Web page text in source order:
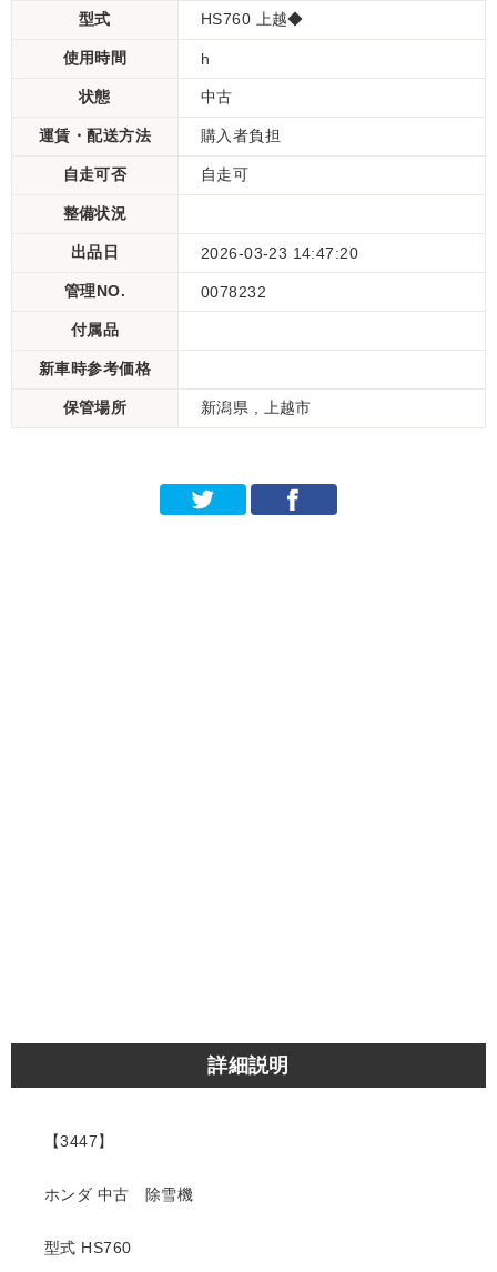
型式 HS760 上越◆
使用時間 h
状態 中古
運賃・配送方法 購入者負担
自走可否 自走可
整備状況
出品日 2026-03-23 14:47:20
管理NO. 0078232
付属品
新車時参考価格
保管場所 新潟県 , 上越市
詳細説明
【3447】
ホンダ 中古 除雪機
型式 HS760